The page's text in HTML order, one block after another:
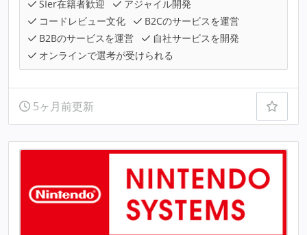
SIer在籍者歓迎
アジャイル開発
コードレビュー文化
B2Cのサービスを運営
B2Bのサービスを運営
自社サービスを開発
オンラインで選考が受けられる
5ヶ月前更新